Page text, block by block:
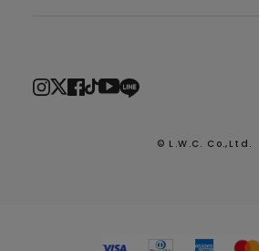
© L.W.C. Co.,Ltd.